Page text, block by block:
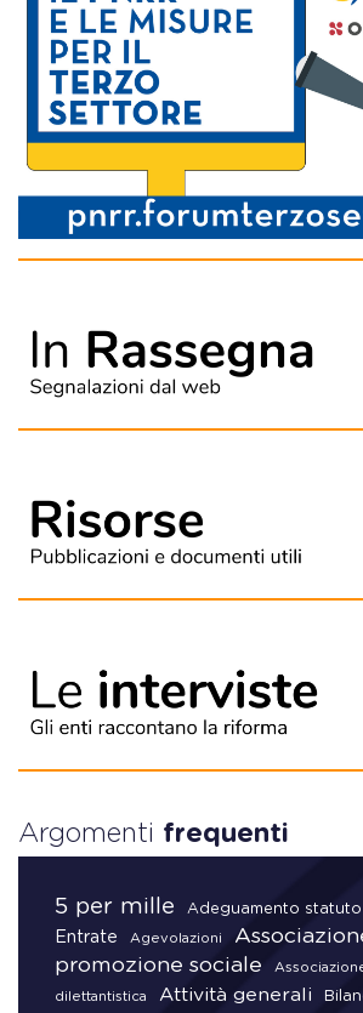
Argomenti frequenti
5 per mille Adeguamento statuto
Entrate
Agevolazioni
promozione sociale
dilettantistica Attività generali